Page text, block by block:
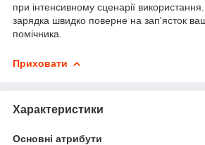
при інтенсивному сценарії
зарядка швидко поверне на зап'ясток
помічника.
Приховати
Характеристики
Основні атрибути